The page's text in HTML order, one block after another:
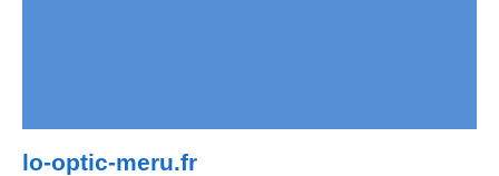
lo-optic-meru.fr